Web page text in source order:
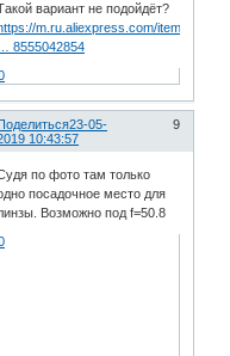
вариант не подойдёт?
m.ru.aliexpress.com/item/329460
… 8555042854
9
23-05-
10:43:57
по фото там только
посадочное место для
Возможно под f=50.8